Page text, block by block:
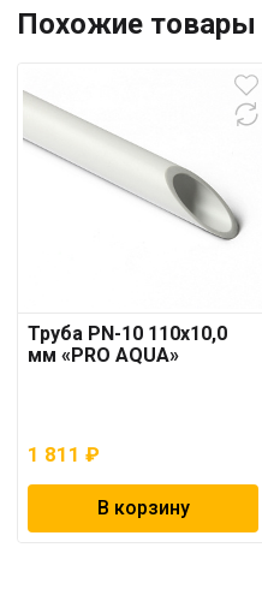
Похожие товары
Труба PN-10 110х10,0
мм «PRO AQUA»
1 811 ₽
В корзину